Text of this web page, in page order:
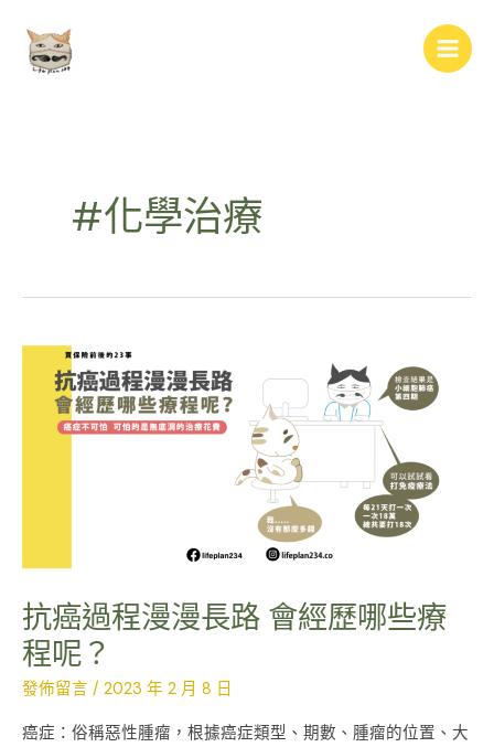
Main
#化學治療
抗癌過程漫漫長路 會經歷哪些療
程呢？
發佈留言 / 2023 年 2 月 8 日
癌症：俗稱惡性腫瘤，根據癌症類型、期數、腫瘤的位置、大
抗
癌
過
程
漫
漫
長
路